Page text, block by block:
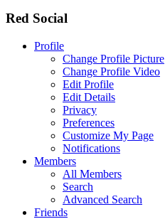
Red Social
Profile
Change Profile Picture
Change Profile Video
Edit Profile
Edit Details
Privacy
Preferences
Customize My Page
Notifications
Members
All Members
Search
Advanced Search
Friends